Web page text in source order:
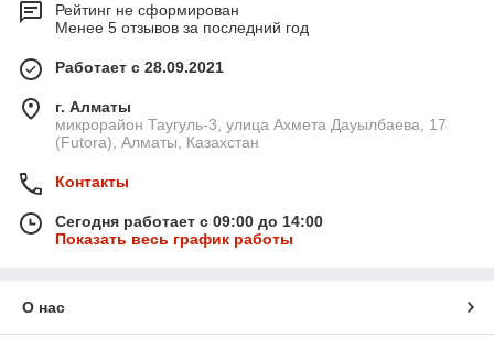
Рейтинг не сформирован
Менее 5 отзывов за последний год
Работает с 28.09.2021
г. Алматы
микрорайон Таугуль-3, улица Ахмета Дауылбаева, 17
(Futora), Алматы, Казахстан
Контакты
Сегодня работает с 09:00 до 14:00
Показать весь график работы
О нас